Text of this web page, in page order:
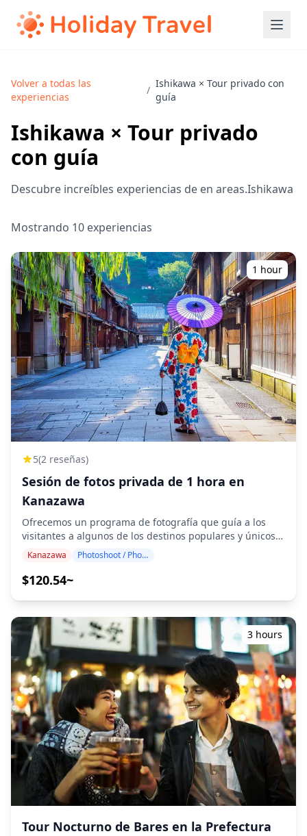
Volver a todas las
experiencias
/
Ishikawa × Tour privado con
guía
Ishikawa × Tour privado
con guía
Descubre increíbles experiencias de en areas.Ishikawa
Mostrando 10 experiencias
1 hour
5(2 reseñas)
Sesión de fotos privada de 1 hora en
Kanazawa
Ofrecemos un programa de fotografía que guía a los
visitantes a algunos de los destinos populares y únicos
de Kanazawa. Dirigido por fotógrafos altamente
de viaje, capturando composiciones naturales e
favor, comparta su ubicación preferida con nosotros!) Las
sesiones de fotografía están disponibles en cualquier
lugar de Kanazawa y se pueden reservar con hasta 3
días de antelación. Nos encargaremos de que haya un
fotógrafo que hable inglés, chino o coreano. Los 100+
archivos de fotos originales se entregan en el plazo de
una semana, y puede seleccionar sus 10 fotos favoritas
para que se vuelvan a entregar. Se realizan correcciones
para evocar una atmósfera específica y, si se desea, se
pueden realizar ajustes en el estado de ánimo y el color.
¡Permítanos capturar sus momentos especiales en
Kanazawa a través de nuestros servicios de fotografía! ◆
Información importante: ・Si llega tarde a la hora de la
reunión programada, la duración de la sesión y la
cantidad de fotos entregadas pueden reducirse. ・Si se
pronostica lluvia para el lugar de la sesión 3 días antes
de la fecha programada o si llueve inesperadamente el
Kanazawa Photoshoot / Photo tour
$120.54~
3 hours
Tour Nocturno de Bares en la Prefectura